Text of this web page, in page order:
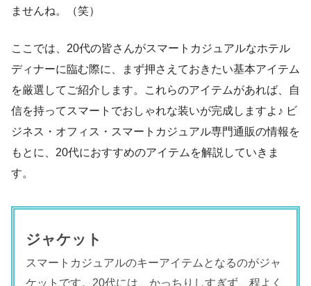
ませんね。（笑）
ここでは、20代の皆さんがスマートカジュアルなホテル
ディナーに臨む際に、まず押さえておきたい基本アイテム
を厳選してご紹介します。これらのアイテムがあれば、自
信を持ってスマートでおしゃれな装いが完成しますよ♪ ビ
ジネス・オフィス・スマートカジュアル専門通販の情報を
もとに、20代におすすめのアイテムを解説していきま
す。
ジャケット
スマートカジュアルのキーアイテムとなるのがジャ
ケットです。20代には、かっちりしすぎず、程よく